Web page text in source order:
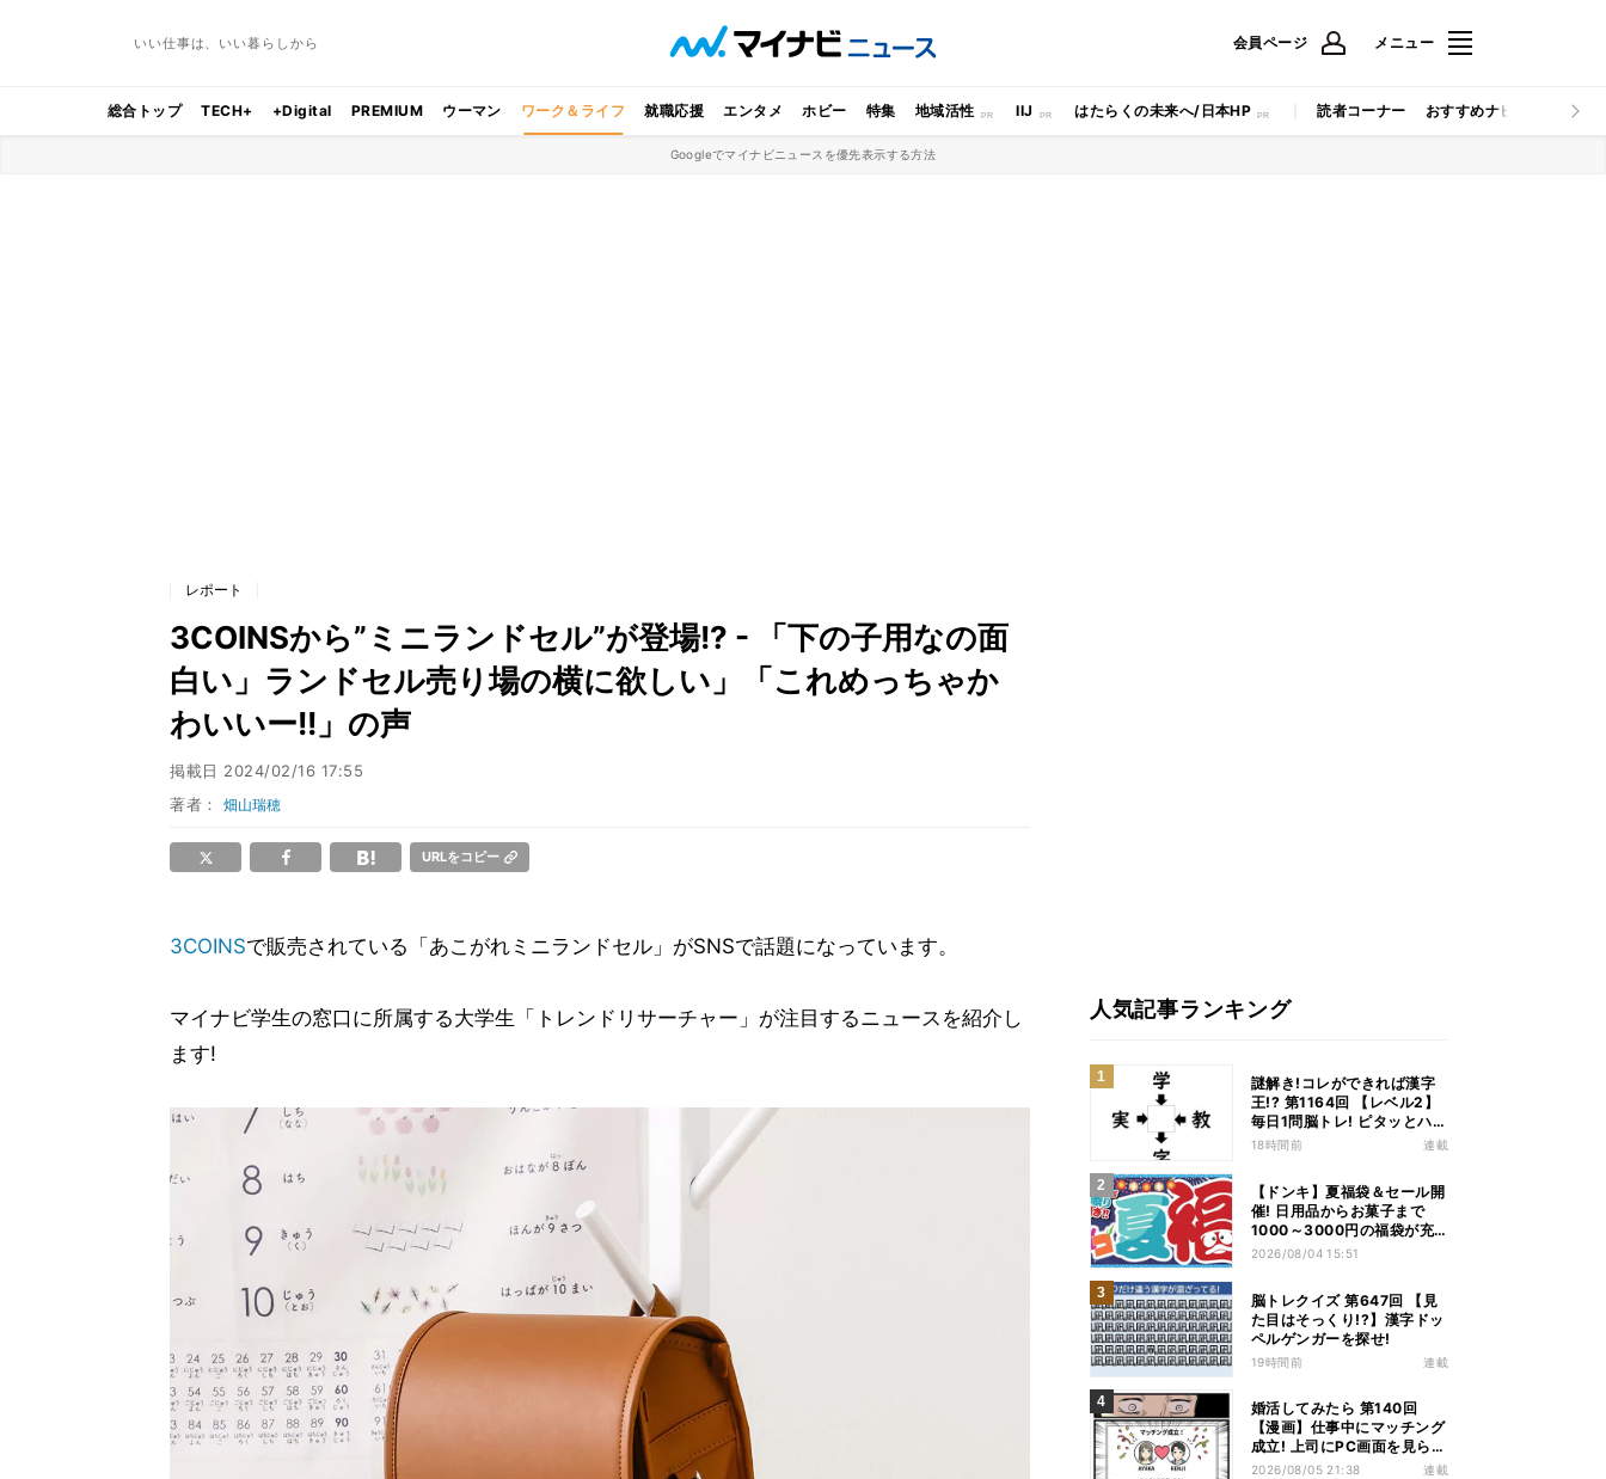
いい仕事は、いい暮らしから 会員ページ メニュー
総合トップ TECH+ +Digital PREMIUM ウーマン ワーク＆ライフ 就職応援 エンタメ ホビー 特集 地域活性 IIJ はたらくの未来へ/日本HP 読者コーナー おすすめナビ マイナビ
Googleでマイナビニュースを優先表示する方法
レポート
3COINSから”ミニランドセル”が登場!? - 「下の子用なの面
白い」ランドセル売り場の横に欲しい」「これめっちゃか
わいいー!!」の声
掲載日 2024/02/16 17:55
著者：畑山瑞穂
URLをコピー
3COINSで販売されている「あこがれミニランドセル」がSNSで話題になっています。
マイナビ学生の窓口に所属する大学生「トレンドリサーチャー」が注目するニュースを紹介し
ます!
人気記事ランキング
謎解き!コレができれば漢字
王!? 第1164回 【レベル2】
毎日1問脳トレ! ピタッとハマ
る漢字はどれだ?
18時間前 連載
【ドンキ】夏福袋＆セール開
催! 日用品からお菓子まで
1000～3000円の福袋が充
実、家電やアパレルなど人気
2026/08/04 15:51
脳トレクイズ 第647回 【見
た目はそっくり!?】漢字ドッ
ペルゲンガーを探せ!
19時間前 連載
婚活してみたら 第140回
【漫画】仕事中にマッチング
成立! 上司にPC画面を見られ
た結果…
2026/08/05 21:38 連載